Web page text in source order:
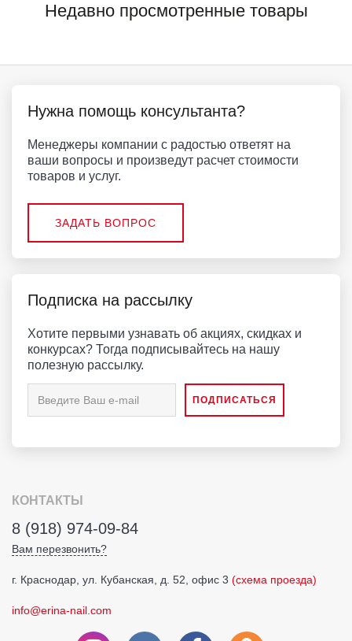
Недавно просмотренные товары
Нужна помощь консультанта?
Менеджеры компании с радостью ответят на
ваши вопросы и произведут расчет стоимости
товаров и услуг.
ЗАДАТЬ ВОПРОС
Подписка на рассылку
Хотите первыми узнавать об акциях, скидках и
конкурсах? Тогда подписывайтесь на нашу
полезную рассылку.
КОНТАКТЫ
8 (918) 974-09-84
Вам перезвонить?
г. Краснодар, ул. Кубанская, д. 52, офис 3 (схема проезда)
info@erina-nail.com